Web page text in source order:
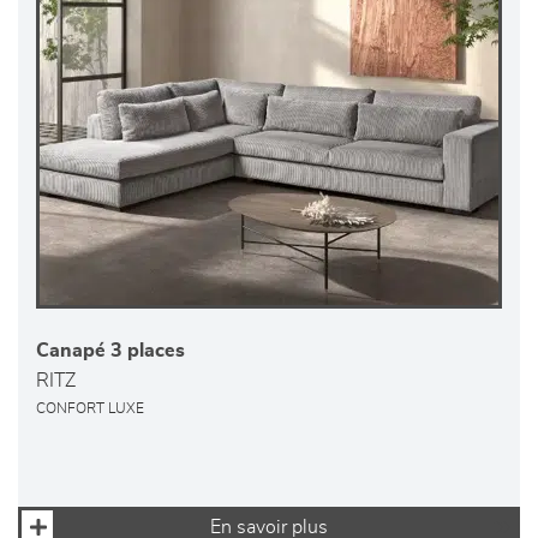
Canapé 3 places
RITZ
CONFORT LUXE
En savoir plus